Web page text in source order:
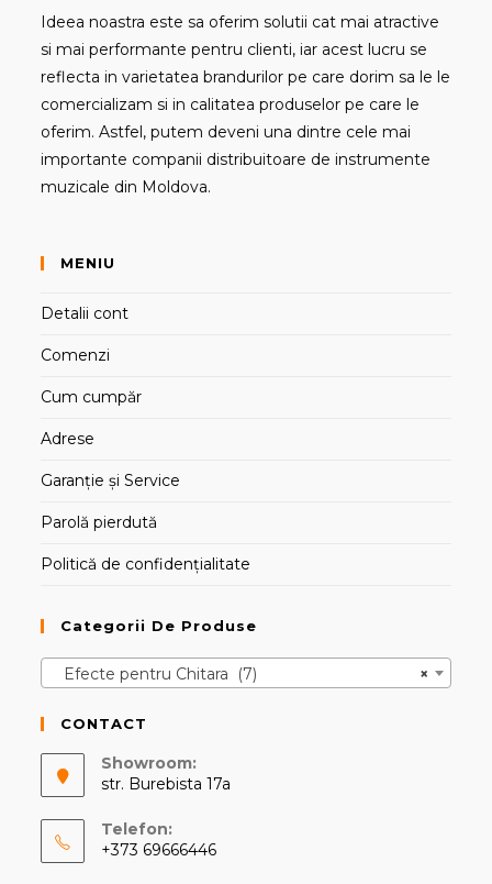
Ideea noastra este sa oferim solutii cat mai atractive
si mai performante pentru clienti, iar acest lucru se
reflecta in varietatea brandurilor pe care dorim sa le le
comercializam si in calitatea produselor pe care le
oferim. Astfel, putem deveni una dintre cele mai
importante companii distribuitoare de instrumente
muzicale din Moldova.
MENIU
Detalii cont
Comenzi
Cum cumpăr
Adrese
Garanție și Service
Parolă pierdută
Politică de confidențialitate
Categorii De Produse
×
Efecte pentru Chitara (7)
CONTACT
Showroom:
str. Burebista 17a
Telefon:
+373 69666446